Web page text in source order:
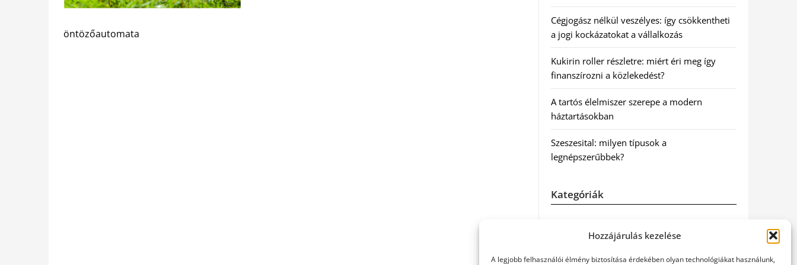
Hozzájárulás kezelése
A legjobb felhasználói élmény biztosítása érdekében olyan technológiákat használunk,
öntözőautomata
Cégjogász nélkül veszélyes: így csökkentheti
a jogi kockázatokat a vállalkozás
Kukirin roller részletre: miért éri meg így
finanszírozni a közlekedést?
A tartós élelmiszer szerepe a modern
háztartásokban
Szeszesital: milyen típusok a
legnépszerűbbek?
Kategóriák